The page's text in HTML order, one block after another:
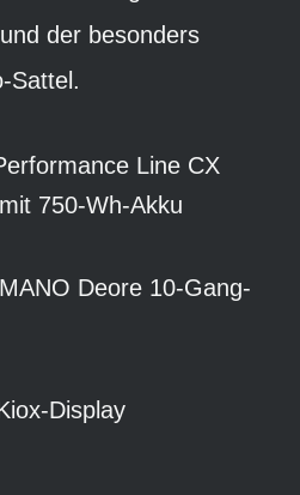
der besonders
Sattel.
Line CX
750-Wh-Akku
Deore 10-Gang-
Display